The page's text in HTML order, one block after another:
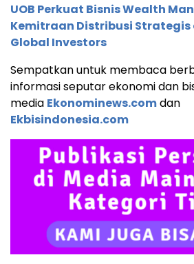
UOB Perkuat Bisnis Wealth
Kemitraan Distribusi Strategis
Global Investors
Sempatkan untuk membaca
informasi seputar ekonomi dan
media Ekonominews.comdan
Ekbisindonesia.com